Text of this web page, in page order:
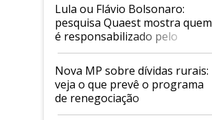
Lula ou Flávio Bolsonaro:
pesquisa Quaest mostra quem
é responsabilizado pelo
tarifaço dos EUA
Nova MP sobre dívidas rurais:
veja o que prevê o programa
de renegociação